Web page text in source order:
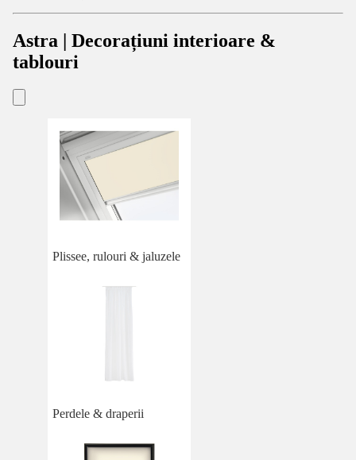
Astra | Decorațiuni interioare &
tablouri
Plissee, rulouri & jaluzele
Perdele & draperii